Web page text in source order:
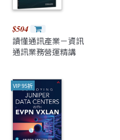
$504
讀懂通訊產業－資訊
通訊業務營運精講
VIP 95折